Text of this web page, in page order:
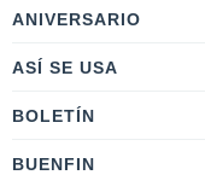
ANIVERSARIO
ASÍ SE USA
BOLETÍN
BUENFIN